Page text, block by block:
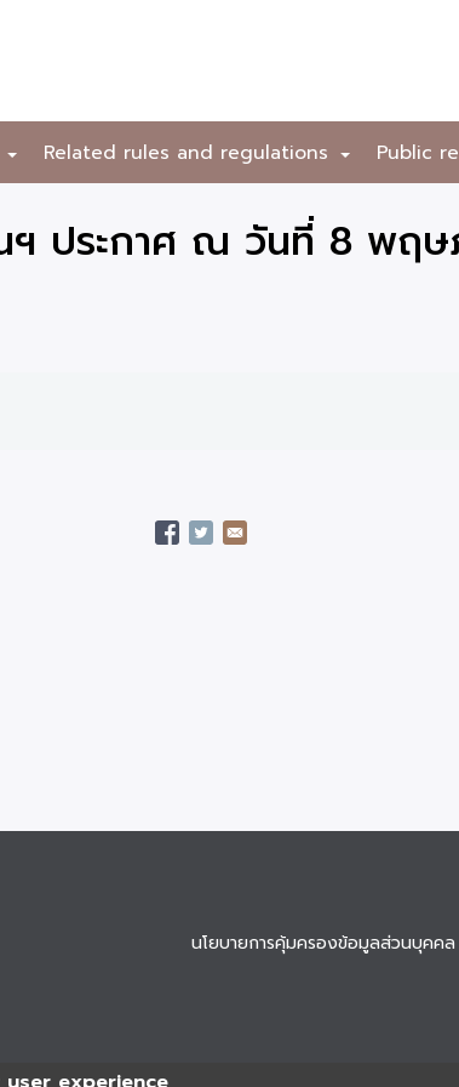
+ +
Related rules and regulations Public
ฯ ประกาศ ณ วันที่ 8 พฤ
นโยบายการคุ้มครองข้อมูลส่วนบุคคล